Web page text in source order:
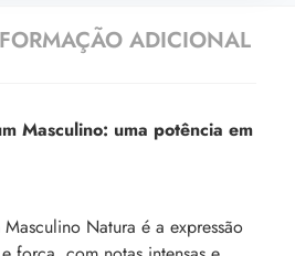
ADICIONAL
Masculino: uma potência em
Natura é a expressão